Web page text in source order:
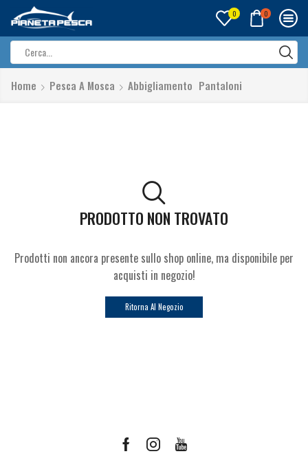
0 0
input
Home Pesca A Mosca Abbigliamento Pantaloni
PRODOTTO NON TROVATO
Prodotti non ancora presente sullo shop online, ma disponibile per
acquisti in negozio!
Ritorna Al Negozio